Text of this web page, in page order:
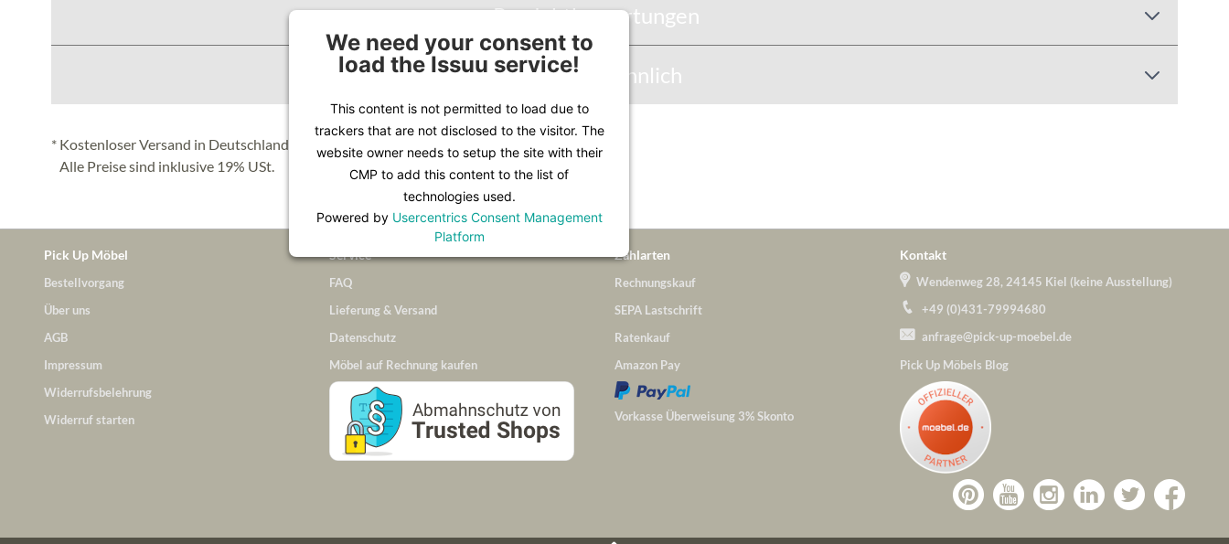
We need your consent to
load the Issuu service!
This content is not permitted to load due to
trackers that are not disclosed to the visitor. The
website owner needs to setup the site with their
CMP to add this content to the list of
technologies used.
Powered by Usercentrics Consent Management
Platform
Produktbewertungen
Abbildung Ähnlich
* Kostenloser Versand in Deutschland (Festland), nähere Infos unter Lieferung & Versand
Alle Preise sind inklusive 19% USt.
Pick Up Möbel
Bestellvorgang
Über uns
AGB
Impressum
Widerrufsbelehrung
Widerruf starten
Service
FAQ
Lieferung & Versand
Datenschutz
Möbel auf Rechnung kaufen
Zahlarten
Rechnungskauf
SEPA Lastschrift
Ratenkauf
Amazon Pay
Vorkasse Überweisung 3% Skonto
Kontakt
Wendenweg 28, 24145 Kiel (keine Ausstellung)
+49 (0)431-79994680
anfrage@pick-up-moebel.de
Pick Up Möbels Blog
Zu Zu Zu Zu Pick-